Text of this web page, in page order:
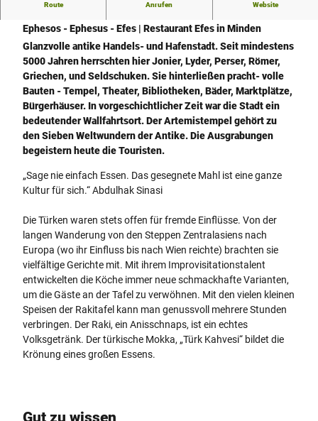
Route Anrufen Website
Türkisches Restaurant Efes in Minden
Ephesos - Ephesus - Efes | Restaurant Efes in Minden
Glanzvolle antike Handels- und Hafenstadt. Seit mindestens
5000 Jahren herrschten hier Jonier, Lyder, Perser, Römer,
Griechen, und Seldschuken. Sie hinterließen pracht- volle
Bauten - Tempel, Theater, Bibliotheken, Bäder, Marktplätze,
Bürgerhäuser. In vorgeschichtlicher Zeit war die Stadt ein
bedeutender Wallfahrtsort. Der Artemistempel gehört zu
den Sieben Weltwundern der Antike. Die Ausgrabungen
begeistern heute die Touristen.
„Sage nie einfach Essen. Das gesegnete Mahl ist eine ganze
Kultur für sich.“ Abdulhak Sinasi
Die Türken waren stets offen für fremde Einflüsse. Von der
langen Wanderung von den Steppen Zentralasiens nach
Europa (wo ihr Einfluss bis nach Wien reichte) brachten sie
vielfältige Gerichte mit. Mit ihrem Improvisitationstalent
entwickelten die Köche immer neue schmackhafte Varianten,
um die Gäste an der Tafel zu verwöhnen. Mit den vielen kleinen
Speisen der Rakitafel kann man genussvoll mehrere Stunden
verbringen. Der Raki, ein Anisschnaps, ist ein echtes
Volksgetränk. Der türkische Mokka, „Türk Kahvesi“ bildet die
Krönung eines großen Essens.